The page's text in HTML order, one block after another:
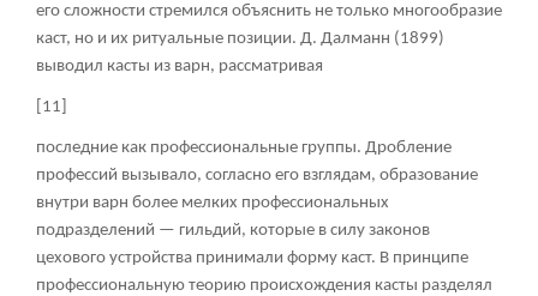
его сложности стремился объяснить не только многообразие
каст, но и их ритуальные позиции. Д. Далманн (1899)
выводил касты из варн, рассматривая
[11]
последние как профессиональные группы. Дробление
профессий вызывало, согласно его взглядам, образование
внутри варн более мелких профессиональных
подразделений — гильдий, которые в силу законов
цехового устройства принимали форму каст. В принципе
профессиональную теорию происхождения касты разделял